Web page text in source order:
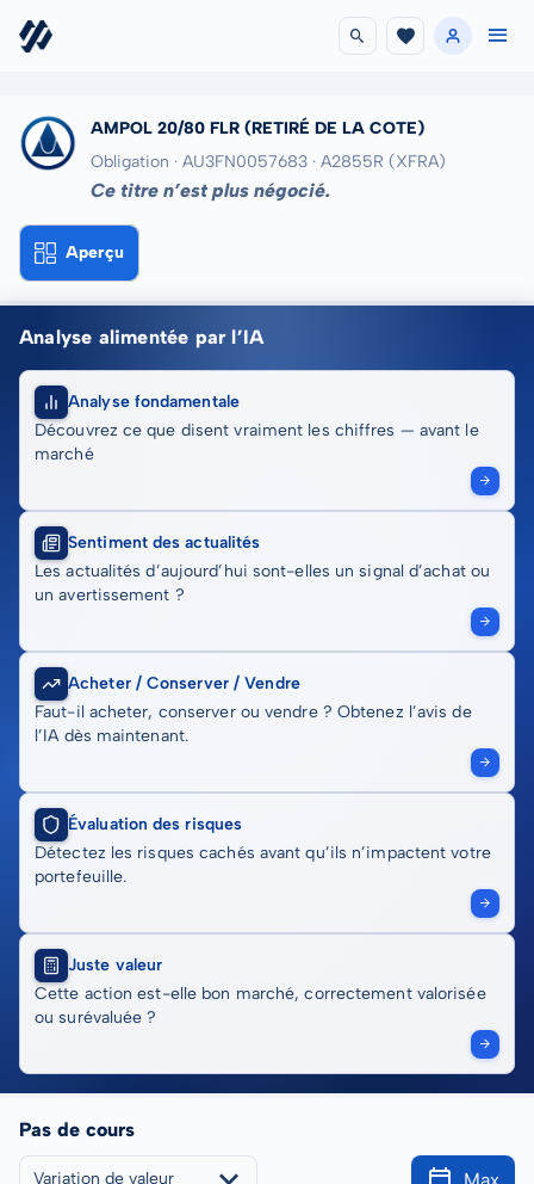
AMPOL 20/80 FLR (RETIRÉ DE LA COTE)
Obligation · AU3FN0057683 · A2855R (XFRA)
Ce titre n’est plus négocié.
Aperçu
Analyse alimentée par l’IA
Analyse fondamentale
Découvrez ce que disent vraiment les chiffres — avant le
marché
Sentiment des actualités
Les actualités d’aujourd’hui sont-elles un signal d’achat ou
un avertissement ?
Acheter / Conserver / Vendre
Faut-il acheter, conserver ou vendre ? Obtenez l’avis de
l’IA dès maintenant.
Évaluation des risques
Détectez les risques cachés avant qu’ils n’impactent votre
portefeuille.
Juste valeur
Cette action est-elle bon marché, correctement valorisée
ou surévaluée ?
Pas de cours
Variation de valeur Max